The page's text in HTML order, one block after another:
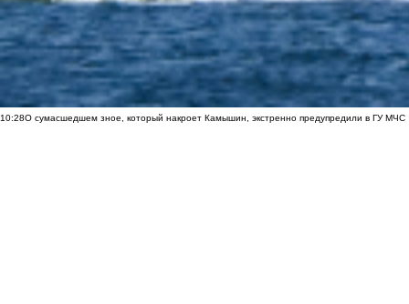
10:28О сумасшедшем зное, который накроет Камышин, экстренно предупредили в ГУ МЧС